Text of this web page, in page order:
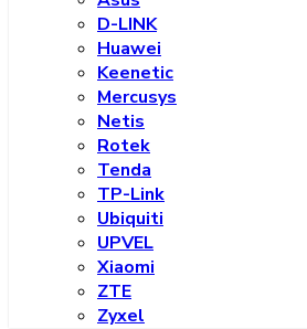
D-LINK
Huawei
Keenetic
Mercusys
Netis
Rotek
Tenda
TP-Link
Ubiquiti
UPVEL
Xiaomi
ZTE
Zyxel